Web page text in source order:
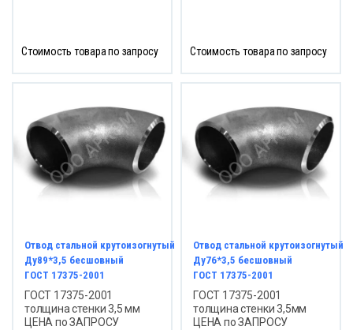
Стоимость товара по запросу Стоимость товара по запросу
Отвод стальной крутоизогнутый
Ду89*3,5 бесшовный
ГОСТ 17375-2001
ГОСТ 17375-2001
толщина стенки 3,5 мм
ЦЕНА по ЗАПРОСУ
Отвод стальной крутоизогнутый
Ду76*3,5 бесшовный
ГОСТ 17375-2001
ГОСТ 17375-2001
толщина стенки 3,5мм
ЦЕНА по ЗАПРОСУ